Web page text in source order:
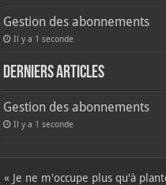
Gestion des abonnements
Il y a 1 seconde
Derniers articles
Gestion des abonnements
Il y a 1 seconde
« Je ne m'occupe plus qu'à